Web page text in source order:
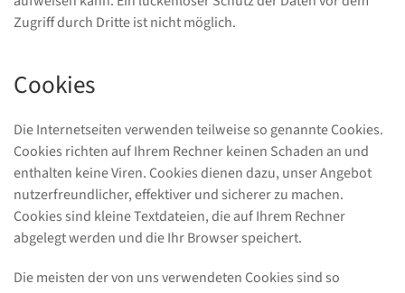
Zugriff durch Dritte ist nicht möglich.
Cookies
Die Internetseiten verwenden teilweise so genannte Cookies.
Cookies richten auf Ihrem Rechner keinen Schaden an und
enthalten keine Viren. Cookies dienen dazu, unser Angebot
nutzerfreundlicher, effektiver und sicherer zu machen.
Cookies sind kleine Textdateien, die auf Ihrem Rechner
abgelegt werden und die Ihr Browser speichert.
Die meisten der von uns verwendeten Cookies sind so